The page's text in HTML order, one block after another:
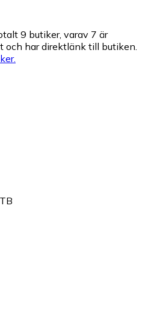
9 butiker, varav 7 är
och har direktlänk till butiken.